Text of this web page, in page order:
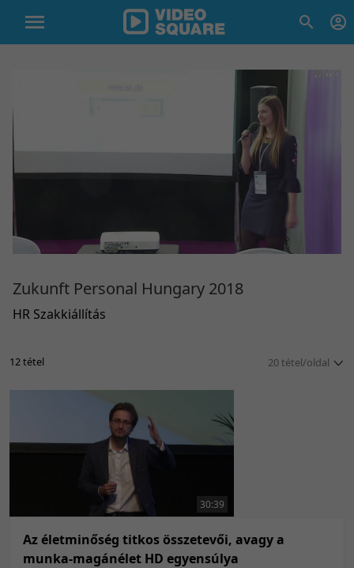
Zukunft Personal Hungary 2018
HR Szakkiállítás
12 tétel
20 tétel/oldal
30:39
Az életminőség titkos összetevői, avagy a
munka-magánélet HD egyensúlya